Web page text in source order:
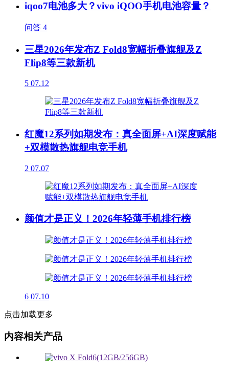
iqoo7电池多大？vivo iQOO手机电池容量？
问答 4
三星2026年发布Z Fold8宽幅折叠旗舰及Z
Flip8等三款新机
5 07.12
红魔12系列如期发布：真全面屏+AI深度赋能
+双模散热旗舰电竞手机
2 07.07
颜值才是正义！2026年轻薄手机排行榜
6 07.10
点击加载更多
内容相关产品